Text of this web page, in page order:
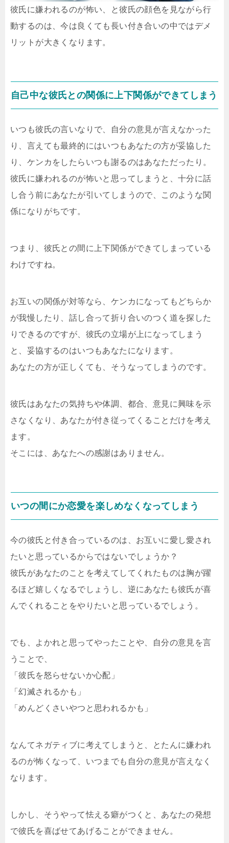
彼氏に嫌われるのが怖い、と彼氏の顔色を見ながら行
動するのは、今は良くても長い付き合いの中ではデメ
リットが大きくなります。
自己中な彼氏との関係に上下関係ができてしまう
いつも彼氏の言いなりで、自分の意見が言えなかった
り、言えても最終的にはいつもあなたの方が妥協した
り、ケンカをしたらいつも謝るのはあなただったり。
彼氏に嫌われるのが怖いと思ってしまうと、十分に話
し合う前にあなたが引いてしまうので、このような関
係になりがちです。
つまり、彼氏との間に上下関係ができてしまっている
わけですね。
お互いの関係が対等なら、ケンカになってもどちらか
が我慢したり、話し合って折り合いのつく道を探した
りできるのですが、彼氏の立場が上になってしまう
と、妥協するのはいつもあなたになります。
あなたの方が正しくても、そうなってしまうのです。
彼氏はあなたの気持ちや体調、都合、意見に興味を示
さなくなり、あなたが付き従ってくることだけを考え
ます。
そこには、あなたへの感謝はありません。
いつの間にか恋愛を楽しめなくなってしまう
今の彼氏と付き合っているのは、お互いに愛し愛され
たいと思っているからではないでしょうか？
彼氏があなたのことを考えてしてくれたものは胸が躍
るほど嬉しくなるでしょうし、逆にあなたも彼氏が喜
んでくれることをやりたいと思っているでしょう。
でも、よかれと思ってやったことや、自分の意見を言
うことで、
「彼氏を怒らせないか心配」
「幻滅されるかも」
「めんどくさいやつと思われるかも」
なんてネガティブに考えてしまうと、とたんに嫌われ
るのが怖くなって、いつまでも自分の意見が言えなく
なります。
しかし、そうやって怯える癖がつくと、あなたの発想
で彼氏を喜ばせてあげることができません。